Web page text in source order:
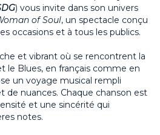
) vous invite dans son univers
of Soul, un spectacle conçu
occasions et à tous les publics.
et vibrant où se rencontrent la
le Blues, en français comme en
un voyage musical rempli
de nuances. Chaque chanson est
et une sincérité qui
notes.